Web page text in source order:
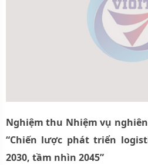
Nghiệm thu Nhiệm vụ
“Chiến lược phát triển
2030, tầm nhìn 2045”